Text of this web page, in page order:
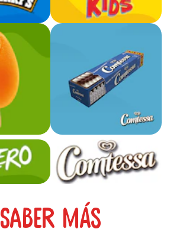
Saber más